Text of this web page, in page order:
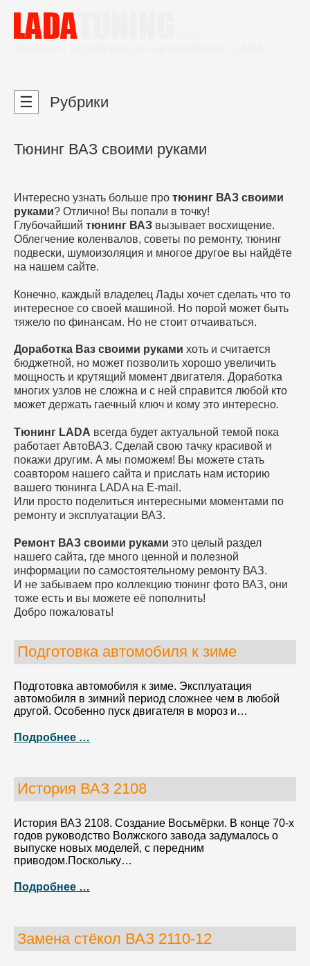
Тюнинг ВАЗ своими руками
Интересно узнать больше про тюнинг ВАЗ своими
руками? Отлично! Вы попали в точку!
Глубочайший тюнинг ВАЗ вызывает восхищение.
Облегчение коленвалов, советы по ремонту, тюнинг
подвески, шумоизоляция и многое другое вы найдёте
на нашем сайте.
Конечно, каждый владелец Лады хочет сделать что то
интересное со своей машиной. Но порой может быть
тяжело по финансам. Но не стоит отчаиваться.
Доработка Ваз своими руками хоть и считается
бюджетной, но может позволить хорошо увеличить
мощность и крутящий момент двигателя. Доработка
многих узлов не сложна и с ней справится любой кто
может держать гаечный ключ и кому это интересно.
Тюнинг LADA всегда будет актуальной темой пока
работает АвтоВАЗ. Сделай свою тачку красивой и
покажи другим. А мы поможем! Вы можете стать
соавтором нашего сайта и прислать нам историю
вашего тюнинга LADA на E-mail.
Или просто поделиться интересными моментами по
ремонту и эксплуатации ВАЗ.
Ремонт ВАЗ своими руками это целый раздел
нашего сайта, где много ценной и полезной
информации по самостоятельному ремонту ВАЗ.
И не забываем про коллекцию тюнинг фото ВАЗ, они
тоже есть и вы можете её пополнить!
Добро пожаловать!
Подготовка автомобиля к зиме
Подготовка автомобиля к зиме. Эксплуатация
автомобиля в зимний период сложнее чем в любой
другой. Особенно пуск двигателя в мороз и…
Подробнее …
История ВАЗ 2108
История ВАЗ 2108. Создание Восьмёрки. В конце 70-х
годов руководство Волжского завода задумалось о
выпуске новых моделей, с передним
приводом.Поскольку…
Подробнее …
Замена стёкол ВАЗ 2110-12
☰ Рубрики